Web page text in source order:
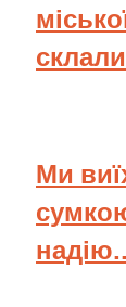
Ми